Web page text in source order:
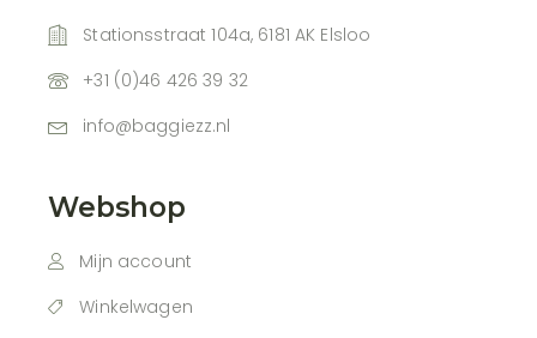
Stationsstraat 104a, 6181 AK Elsloo
+31 (0)46 426 39 32
info@baggiezz.nl
Webshop
Mijn account
Winkelwagen